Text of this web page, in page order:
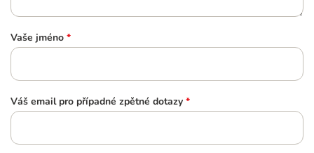
Vaše jméno *
Váš email pro případné zpětné dotazy *